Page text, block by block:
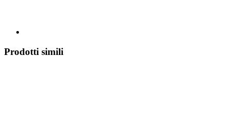
Prodotti simili